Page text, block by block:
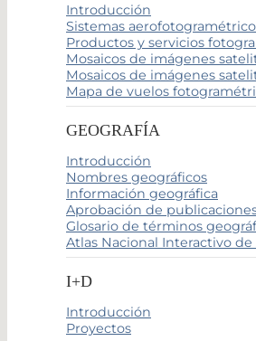
Introducción
Sistemas
Productos y servicios
Mosaicos de imágenes
Mosaicos de imágenes
Mapa de vuelos
GEOGRAFÍA
Introducción
Nombres geográficos
Información geográfica
Aprobación de
Glosario de términos
Atlas Nacional Interactivo
I+D
Introducción
Proyectos